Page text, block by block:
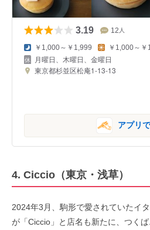
3.19 12 人
￥1,000～￥1,999 ￥1,000～￥
月曜日、木曜日、金曜日
東京都杉並区松庵1-13-13
アプリ
4. Ciccio （東京・浅草）
2024年3月、駒形で愛されていたイ
が「Ciccio」と店名も新たに、つく